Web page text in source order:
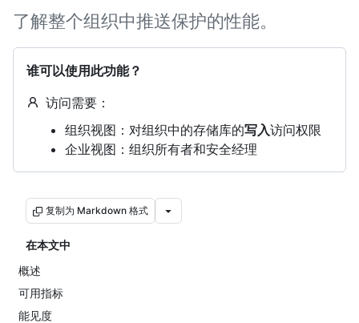
了解整个组织中推送保护的性能。
谁可以使用此功能？
访问需要：
组织视图：对组织中的存储库的写入访问权限
企业视图：组织所有者和安全经理
复制为 Markdown 格式
在本文中
概述
可用指标
能见度